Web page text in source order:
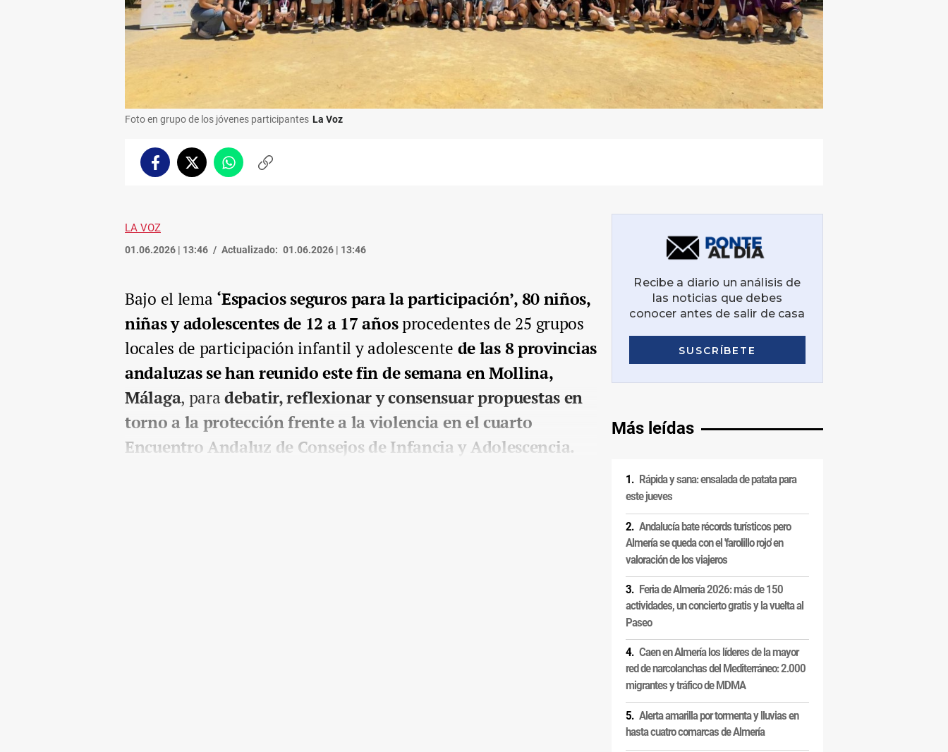
Foto en grupo de los jóvenes participantes La Voz
FacebookTwitterWhatsappCopiar
LA VOZ
01.06.2026 | 13:46 Actualizado: 01.06.2026 | 13:46
Bajo el lema ‘Espacios seguros para la participación’, 80 niños,
niñas y adolescentes de 12 a 17 añosprocedentes de 25 grupos
locales de participación infantil y adolescente de las 8 provincias
andaluzas se han reunido este fin de semana en Mollina,
Málaga, paradebatir, reflexionar y consensuar propuestas en
torno a la protección frente a la violencia en el cuarto
Encuentro Andaluz de Consejos de Infancia y Adolescencia.
Más leídas
Rápida y sana: ensalada de patata para
este jueves
Andalucía bate récords turísticos pero
Almería se queda con el 'farolillo rojo' en
valoración de los viajeros
Feria de Almería 2026: más de 150
actividades, un concierto gratis y la vuelta al
Paseo
Caen en Almería los líderes de la mayor
red de narcolanchas del Mediterráneo: 2.000
migrantes y tráfico de MDMA
Alerta amarilla por tormenta y lluvias en
hasta cuatro comarcas de Almería